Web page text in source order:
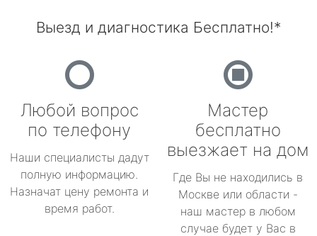
Выезд и диагностика Бесплатно!*
Любой вопрос
по телефону
Наши специалисты дадут
полную информацию.
Назначат цену ремонта и
время работ.
Мастер
бесплатно
выезжает на дом
Где Вы не находились в
Москве или области -
наш мастер в любом
случае будет у Вас в